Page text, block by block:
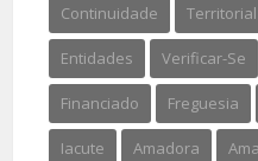
Continuidade Territorial
Entidades Verificar-Se
Financiado Freguesia
Iacute Amadora